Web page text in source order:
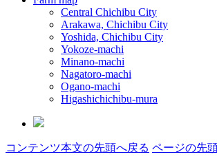
Central Chichibu City
Arakawa, Chichibu City
Yoshida, Chichibu City
Yokoze-machi
Minano-machi
Nagatoro-machi
Ogano-machi
Higashichichibu-mura
コンテンツ本文の先頭へ戻る ページの先